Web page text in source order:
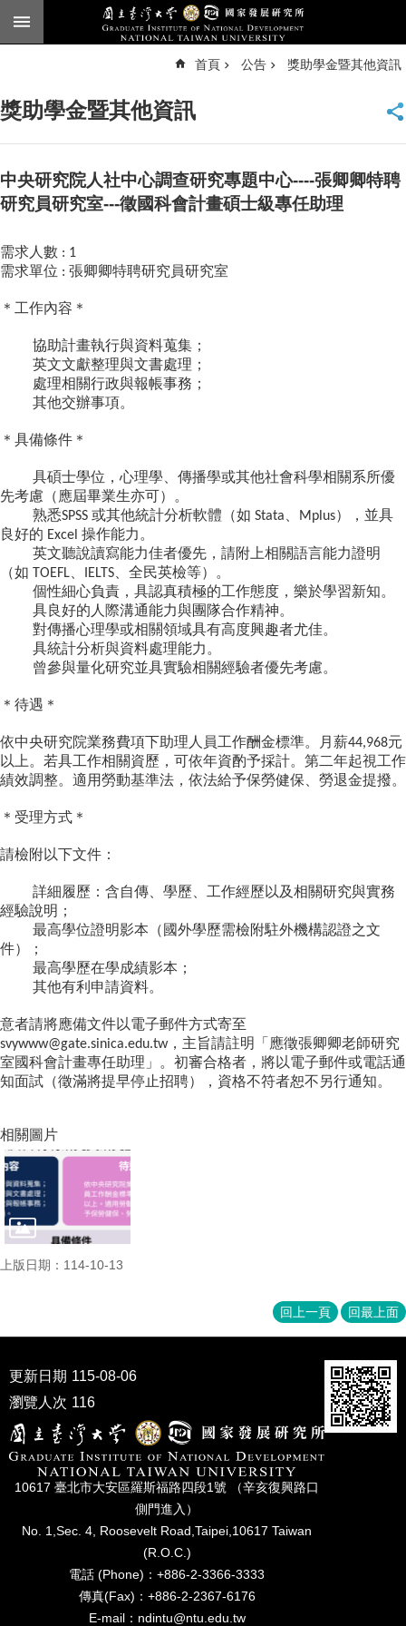
跳到主要內容區塊
臺
頁
English
告
所
介
本
所
員
士
班
碩
士
班
在
職
專
學
研
究
家
展
究
期
刊
口
試
區
所
學
首頁 公告 獎助學金暨其他資訊
獎助學金暨其他資訊
中央研究院人社中心調查研究專題中心----張卿卿特聘
研究員研究室---徵國科會計畫碩士級專任助理
需求人數 : 1
需求單位 : 張卿卿特聘研究員研究室
＊工作內容＊
協助計畫執行與資料蒐集；
英文文獻整理與文書處理；
處理相關行政與報帳事務；
其他交辦事項。
＊具備條件＊
具碩士學位，心理學、傳播學或其他社會科學相關系所優
先考慮（應屆畢業生亦可）。
熟悉SPSS 或其他統計分析軟體（如 Stata Mplus），並具
良好的 Excel 操作能力。
英文聽說讀寫能力佳者優先，請附上相關語言能力證明
（如 TOEFL IELTS 、全民英檢等）。
個性細心負責，具認真積極的工作態度，樂於學習新知。
具良好的人際溝通能力與團隊合作精神。
對傳播心理學或相關領域具有高度興趣者尤佳。
具統計分析與資料處理能力。
曾參與量化研究並具實驗相關經驗者優先考慮。
＊待遇＊
依中央研究院業務費項下助理人員工作酬金標準。月薪44,968元
以上。若具工作相關資歷，可依年資酌予採計。第二年起視工作
績效調整。適用勞動基準法，依法給予保勞健保、勞退金提撥。
＊受理方式＊
請檢附以下文件：
詳細履歷：含自傳、學歷、工作經歷以及相關研究與實務
經驗說明；
最高學位證明影本（國外學歷需檢附駐外機構認證之文
件）；
最高學歷在學成績影本；
其他有利申請資料。
意者請將應備文件以電子郵件方式寄至
svywww@gate.sinica.edu.tw，主旨請註明「應徵張卿卿老師研究
室國科會計畫專任助理」。初審合格者，將以電子郵件或電話通
知面試（徵滿將提早停止招聘），資格不符者恕不另行通知。
相關圖片
上版日期：114-10-13
回上一頁 回最上面
更新日期 115-08-06
瀏覽人次 116
10617 臺北市⼤安區羅斯福路四段1號 （辛亥復興路⼝
側⾨進入）
No. 1,Sec. 4, Roosevelt Road,Taipei,10617 Taiwan
(R.O.C.)
電話 (Phone)：+886-2-3366-3333
傳真(Fax)：+886-2-2367-6176
E-mail：ndintu@ntu.edu.tw